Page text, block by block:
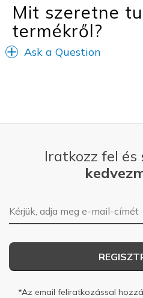
Mit szeretne
termékről?
Ask a Question
Iratkozz fel és
E-mail-cím
*Az email feliratkozással